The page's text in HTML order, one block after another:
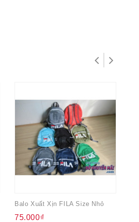
Balo Xuất Xịn FILA Size Nhỏ
75.000₫